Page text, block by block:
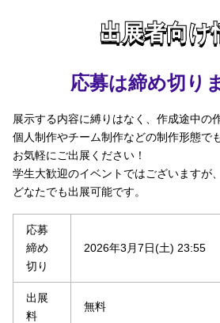
出展者向け
出展者向け
応募は締め切り
展示する内容に縛りはなく、作成途中の
個人制作やチーム制作などの制作形態で
お気軽にご出展ください！
学生大歓迎のイベントではございますが、
どなたでも出展可能です。
応募
締め
切り
2026年3月7日(土) 23:55
出展
料
無料